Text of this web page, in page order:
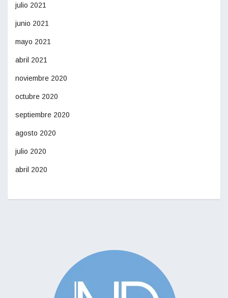
julio 2021
junio 2021
mayo 2021
abril 2021
noviembre 2020
octubre 2020
septiembre 2020
agosto 2020
julio 2020
abril 2020